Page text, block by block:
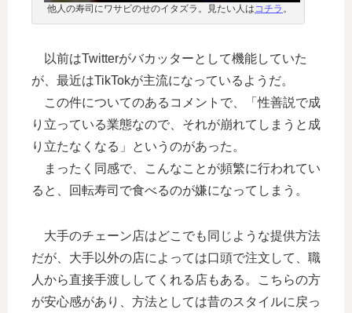
他人の寿司にワサビのせのイタズラ。見たい人はコチラ 。
以前はTwitterがバカッターとして機能していた
が、最近はTikTokが主流になっているようだ。
この件についてのあるコメントで、「性善説で成
り立っている業態なので、それが崩れてしまうと成
り立たなくなる」というのがあった。
まったく同感で、こんなことが頻繁に行われてい
ると、回転寿司で食べるのが嫌になってしまう。
大手のチェーン店はどこでも同じような提供方法
だが、大手以外の店によっては口頭で注文して、職
人から直接手渡ししてくれる店もある。こちらの方
が安心感があり、方法としては昔のスタイルに戻っ